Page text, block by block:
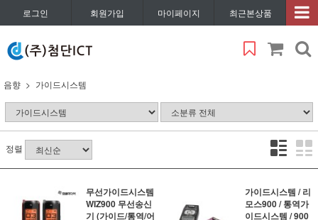
로그인 회원가입 마이페이지 최근본상품
음향 가이드시스템
정렬
무선가이드시스템
WIZ900 무선송신
기 (가이드/통역/어
가이드시스템 / 리
모스900 / 통역가
이드시스템 / 900